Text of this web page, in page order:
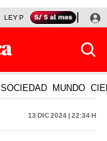
LEY PULPÍN PRECIO DEL
SOCIEDAD MUNDO
13 Dic 2024 | 22:34 h